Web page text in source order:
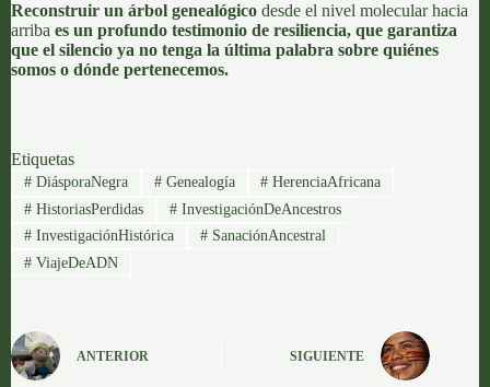
Reconstruir un árbol genealógico desde el nivel molecular hacia
arriba es un profundo testimonio de resiliencia, que garantiza
que el silencio ya no tenga la última palabra sobre quiénes
somos o dónde pertenecemos.
Etiquetas
#DiásporaNegra #Genealogía # HerenciaAfricana
#HistoriasPerdidas #InvestigaciónDeAncestros
#InvestigaciónHistórica #SanaciónAncestral
#ViajeDeADN
ANTERIOR SIGUIENTE